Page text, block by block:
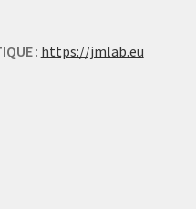
: https://jmlab.eu